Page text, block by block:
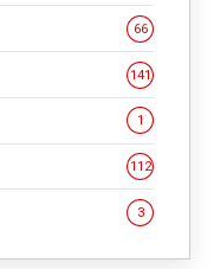
66
141
1
112
3